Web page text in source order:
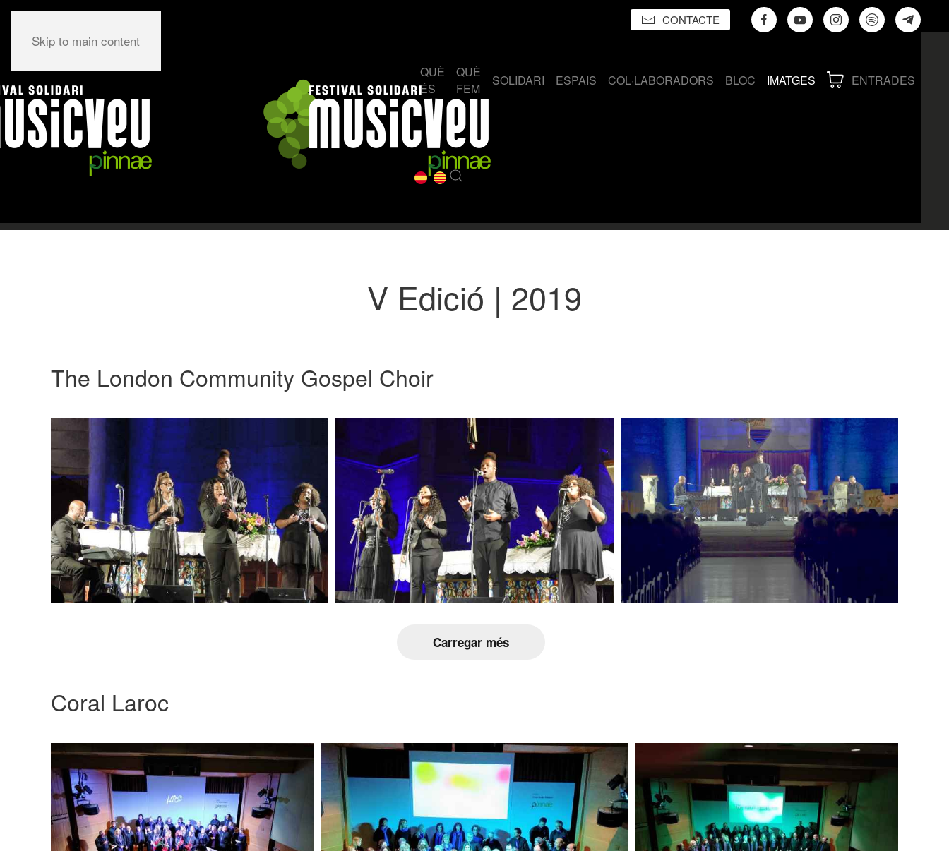
Skip to main content
CONTACTE
QUÈ
ÉS
QUÈ
FEM
SOLIDARI ESPAIS COL·LABORADORS BLOC IMATGES ENTRADES
V Edició | 2019
The London Community Gospel Choir
Carregar més
Coral Laroc